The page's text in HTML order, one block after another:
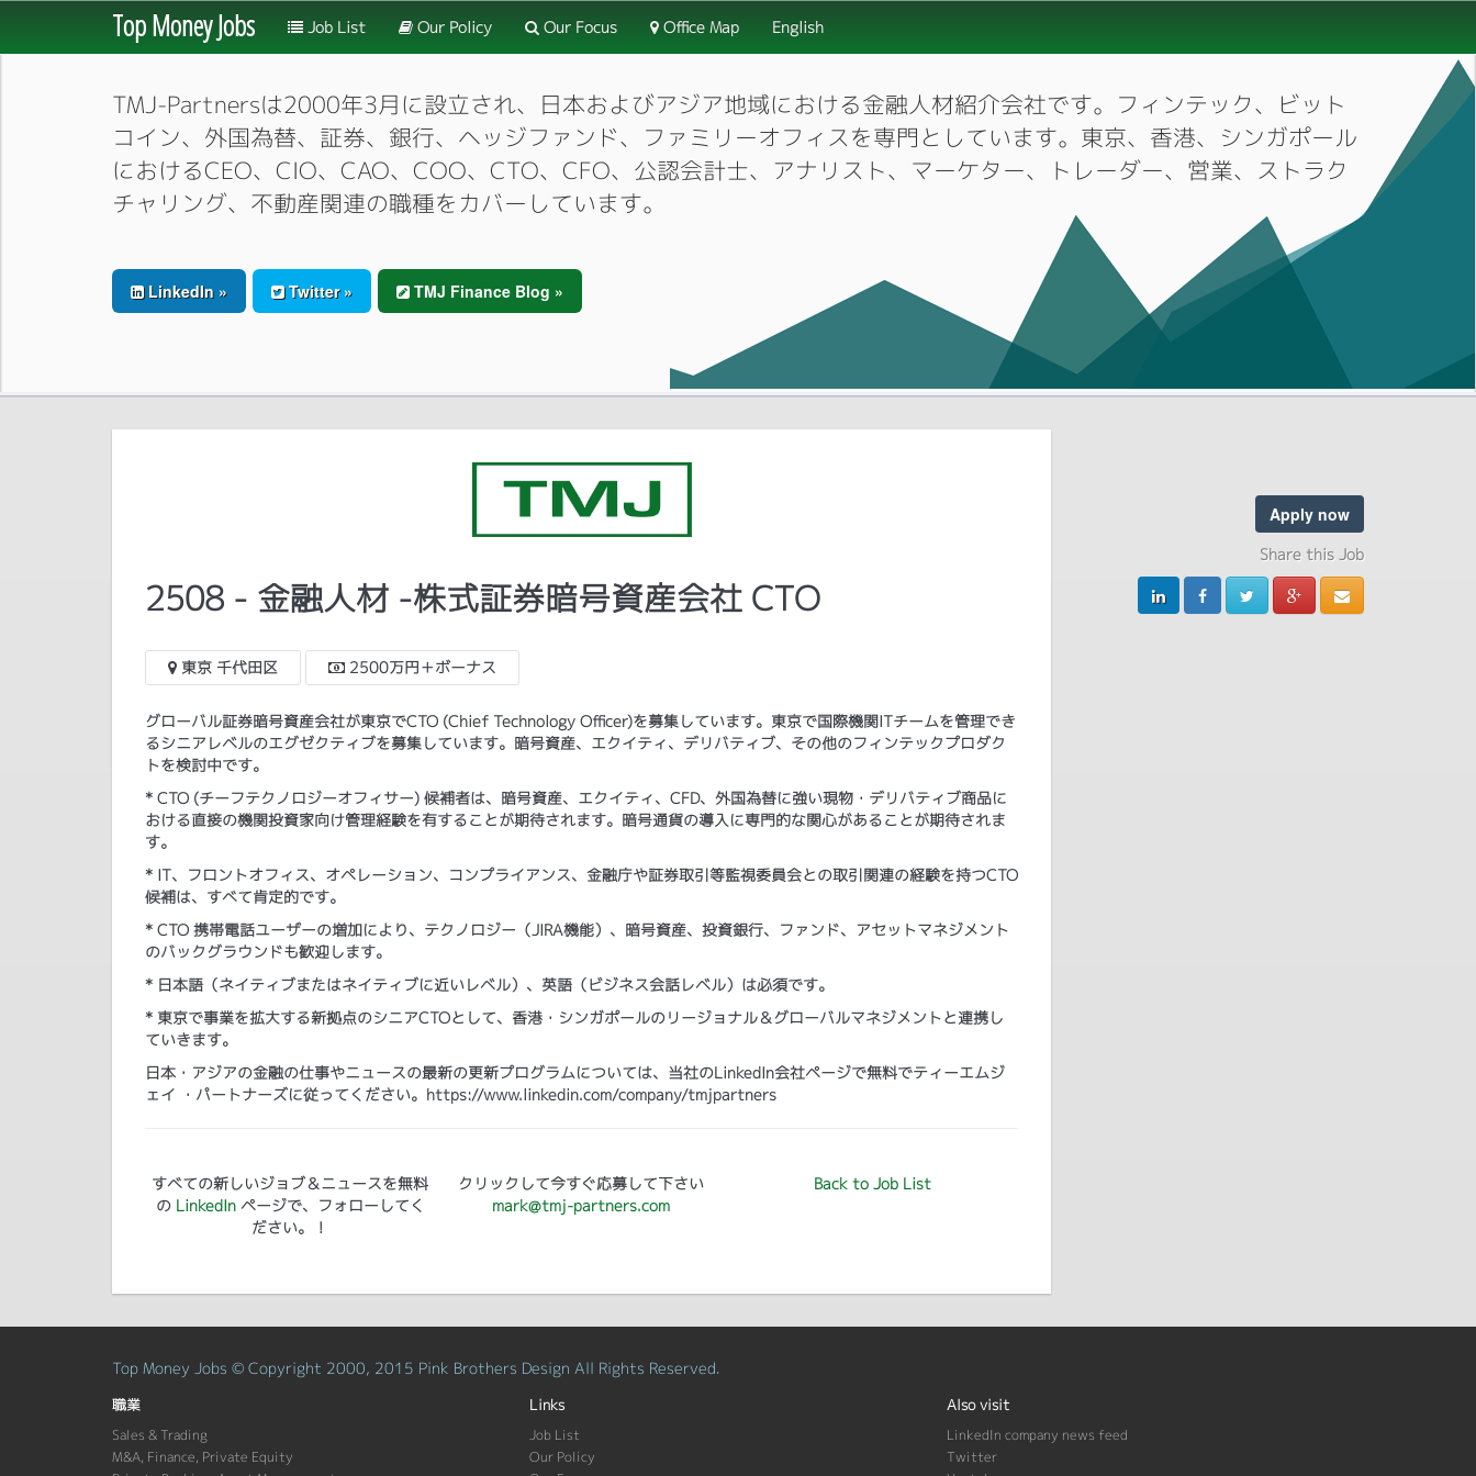
Top Money Jobs Job List Our Policy Our Focus Office Map English
TMJ-Partnersは2000年3月に設立され、日本およびアジア地域における金融人材紹介会社です。フィンテック、ビット
コイン、外国為替、証券、銀行、ヘッジファンド、ファミリーオフィスを専門としています。東京、香港、シンガポール
におけるCEO、CIO、CAO、COO、CTO、CFO、公認会計士、アナリスト、マーケター、トレーダー、営業、ストラク
チャリング、不動産関連の職種をカバーしています。
LinkedIn » Twitter » TMJ Finance Blog »
2508 - 金融人材 -株式証券暗号資産会社 CTO
東京 千代田区 2500万円＋ボーナス
グローバル証券暗号資産会社が東京でCTO (Chief Technology Officer)を募集しています。東京で国際機関ITチームを管理でき
るシニアレベルのエグゼクティブを募集しています。暗号資産、エクイティ、デリバティブ、その他のフィンテックプロダク
トを検討中です。
* CTO (チーフテクノロジーオフィサー) 候補者は、暗号資産、エクイティ、CFD、外国為替に強い現物・デリバティブ商品に
おける直接の機関投資家向け管理経験を有することが期待されます。暗号通貨の導入に専門的な関心があることが期待されま
す。
* IT、フロントオフィス、オペレーション、コンプライアンス、金融庁や証券取引等監視委員会との取引関連の経験を持つCTO
候補は、すべて肯定的です。
* CTO 携帯電話ユーザーの増加により、テクノロジー（JIRA機能）、暗号資産、投資銀行、ファンド、アセットマネジメント
のバックグラウンドも歓迎します。
* 日本語（ネイティブまたはネイティブに近いレベル）、英語（ビジネス会話レベル）は必須です。
* 東京で事業を拡大する新拠点のシニアCTOとして、香港・シンガポールのリージョナル＆グローバルマネジメントと連携し
ていきます。
日本・アジアの金融の仕事やニュースの最新の更新プログラムについては、当社のLinkedIn会社ページで無料でティーエムジ
ェイ ・パートナーズに従ってください。https://www.linkedin.com/company/tmjpartners
すべての新しいジョブ＆ニュースを無料
の LinkedInページで、フォローしてく
ださい。！
クリックして今すぐ応募して下さい
mark@tmj-partners.com
Back to Job List
Apply now
Share this Job
Top Money Jobs © Copyright 2000, 2015 Pink Brothers Design All Rights Reserved.
職業
Sales & Trading
M&A, Finance, Private Equity
Links
Job List
Our Policy
Also visit
LinkedIn company news feed
Twitter